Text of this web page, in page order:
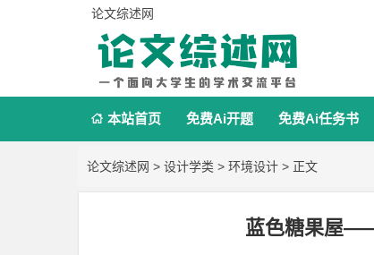
论文综述网
 本站首页 免费Ai开题 免费Ai任务书
论文综述网 > 设计学类 > 环境设计 > 正文
蓝色糖果屋